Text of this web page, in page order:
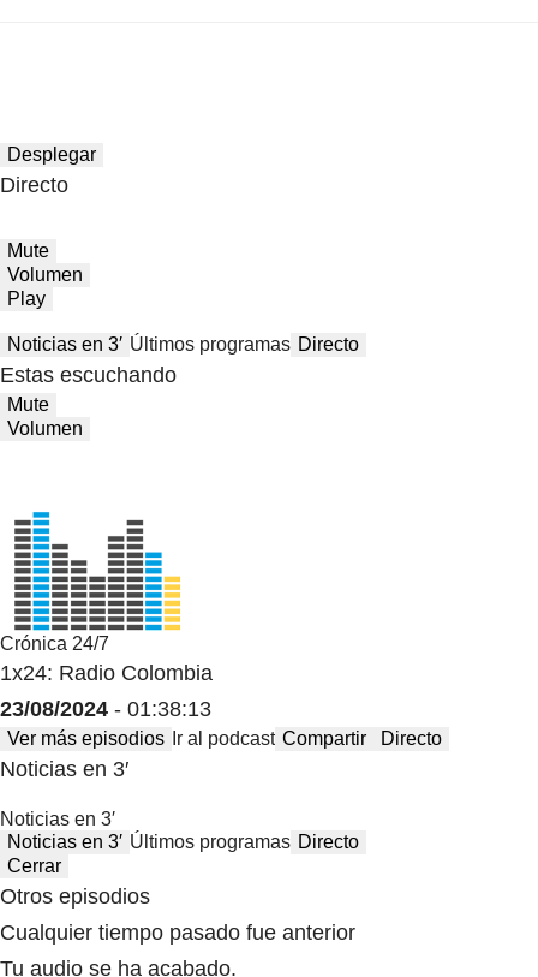
Desplegar
Directo
Mute
Volumen
Play
Noticias en 3′ Últimos programas Directo
Estas escuchando
Mute
Volumen
Crónica 24/7
1x24: Radio Colombia
23/08/2024 - 01:38:13
Ver más episodios Ir al podcast Compartir Directo
Noticias en 3′
Noticias en 3′
Noticias en 3′ Últimos programas Directo
Cerrar
Otros episodios
Cualquier tiempo pasado fue anterior
Tu audio se ha acabado.